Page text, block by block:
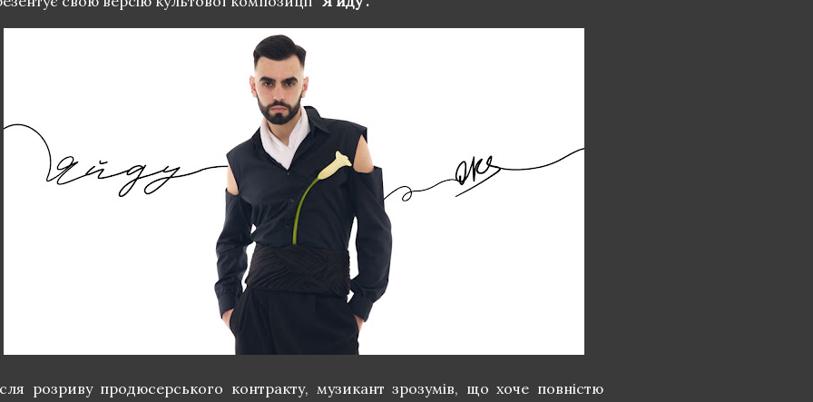
розриву продюсерського контракту, музикант зрозумів, що хоче повністю